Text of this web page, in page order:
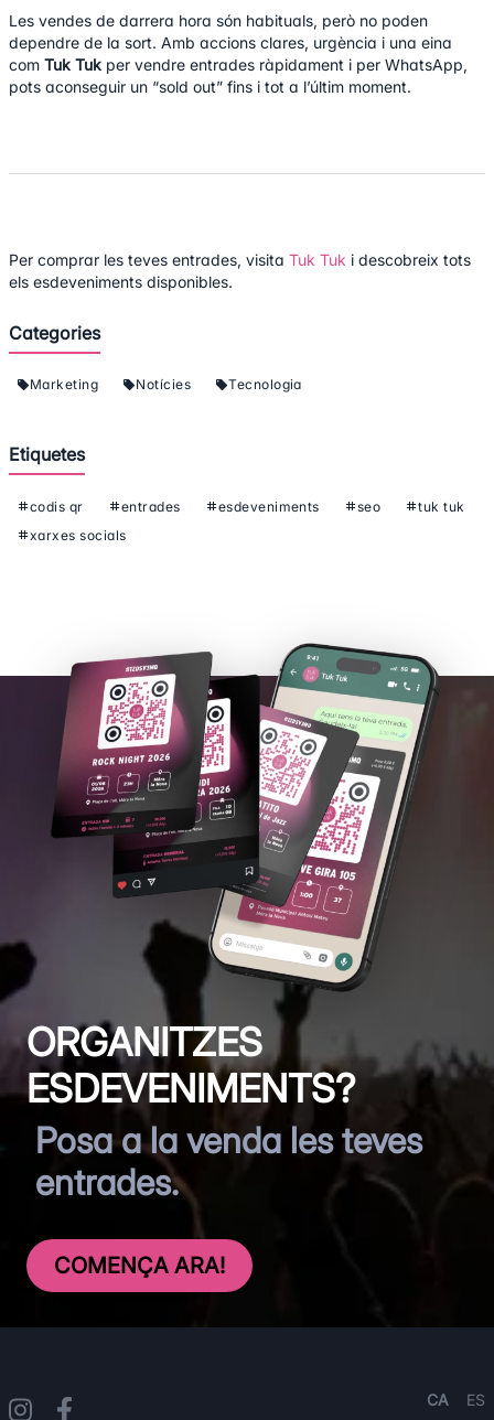
Les vendes de darrera hora són habituals, però no poden
dependre de la sort. Amb accions clares, urgència i una eina
com Tuk Tuk per vendre entrades ràpidament i per WhatsApp,
pots aconseguir un “sold out” fins i tot a l’últim moment.
Per comprar les teves entrades, visita Tuk Tuk i descobreix tots
els esdeveniments disponibles.
Categories
Marketing Notícies Tecnologia
Etiquetes
codis qr entrades esdeveniments seo
tuk tuk
xarxes socials
ORGANITZES
ESDEVENIMENTS?
Posa a la venda les teves
entrades.
COMENÇA ARA!
CA ES